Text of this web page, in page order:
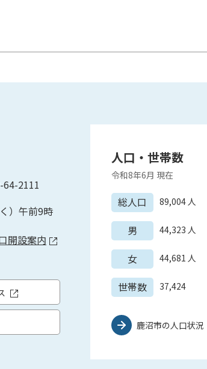
64-2111
）午前9時
開設案内
人口・世帯数
令和8年6月 現在
総人口 89,004人
男 44,323 人
女 44,681 人
世帯数 37,424
鹿沼市の人口状況